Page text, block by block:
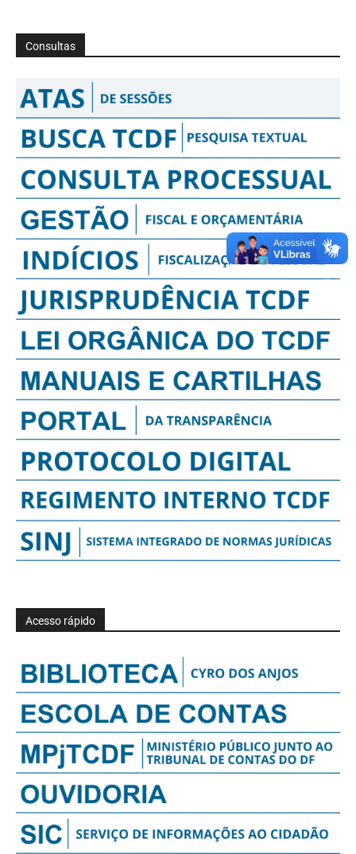
Consultas
Acesso rápido